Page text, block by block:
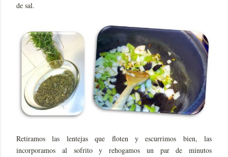
de sal.
Retiramos las lentejas que floten y escurrimos bien, las
incorporamos al sofrito y rehogamos un par de minutos